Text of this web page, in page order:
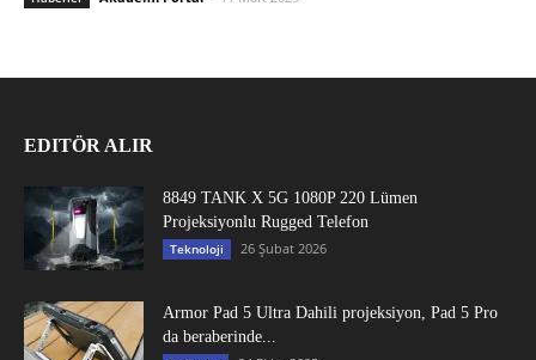
EDITÖR ALIR
8849 TANK X 5G 1080P 220 Lümen
Projeksiyonlu Rugged Telefon
Teknoloji 26 Şubat 2026
Armor Pad 5 Ultra Dahili projeksiyon, Pad 5 Pro
da beraberinde...